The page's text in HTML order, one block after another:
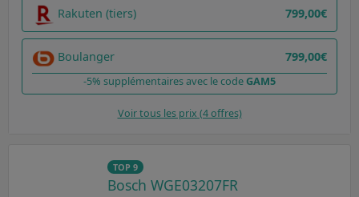
Rakuten (tiers) 799,00€
Boulanger 799,00€
-5% supplémentaires avec le codeGAM5
Voir tous les prix (4 offres)
TOP 9
Bosch WGE03207FR